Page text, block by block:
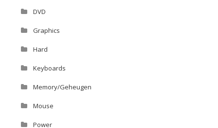
DVD
Graphics
Hard
Keyboards
Memory/Geheugen
Mouse
Power